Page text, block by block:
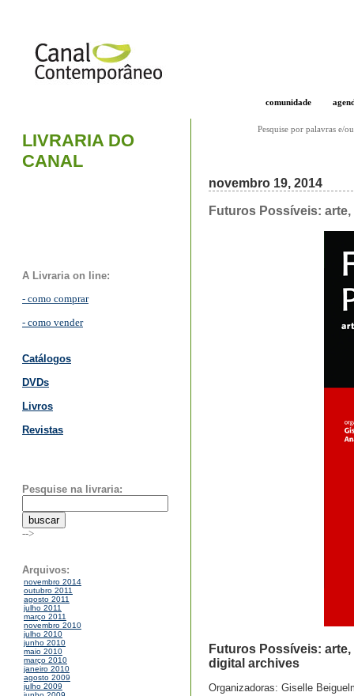
comunidade
LIVRARIA DO
CANAL
A Livraria on line:
- como comprar
- como vender
Catálogos
DVDs
Livros
Revistas
Pesquise na livraria:
-->
Arquivos:
novembro 2014
outubro 2011
agosto 2011
julho 2011
março 2011
novembro 2010
julho 2010
junho 2010
maio 2010
março 2010
janeiro 2010
agosto 2009
julho 2009
Pesquise por palavras e/
novembro 19, 2014
Futuros Possíveis:
Futuros Possíveis:
digital archives
Organizadoras: Giselle